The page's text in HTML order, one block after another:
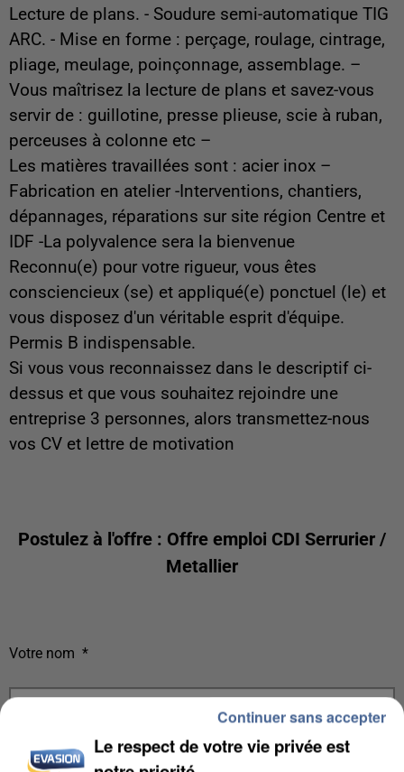
Lecture de plans. - Soudure semi-automatique TIG
ARC. - Mise en forme : perçage, roulage, cintrage,
pliage, meulage, poinçonnage, assemblage. –
Vous maîtrisez la lecture de plans et savez-vous
servir de : guillotine, presse plieuse, scie à ruban,
perceuses à colonne etc –
Les matières travaillées sont : acier inox –
Fabrication en atelier -Interventions, chantiers,
dépannages, réparations sur site région Centre et
IDF -La polyvalence sera la bienvenue
Reconnu(e) pour votre rigueur, vous êtes
consciencieux (se) et appliqué(e) ponctuel (le) et
vous disposez d'un véritable esprit d'équipe.
Permis B indispensable.
Si vous vous reconnaissez dans le descriptif ci-
dessus et que vous souhaitez rejoindre une
entreprise 3 personnes, alors transmettez-nous
vos CV et lettre de motivation
Postulez à l'offre : Offre emploi CDI Serrurier /
Metallier
Votre nom *
Votre e-mail
Le respect de votre vie privée est
Continuer sans accepter